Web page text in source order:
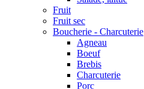
Fruit
Fruit sec
Boucherie - Charcuterie
Agneau
Boeuf
Brebis
Charcuterie
Porc